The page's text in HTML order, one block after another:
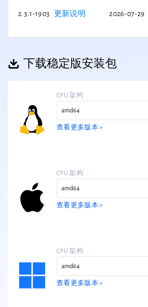
2.3.1-1903 更新说明 2026-07-29
下载稳定版安装包
CPU 架构
查看更多版本 >
CPU 架构
查看更多版本 >
CPU 架构
查看更多版本 >